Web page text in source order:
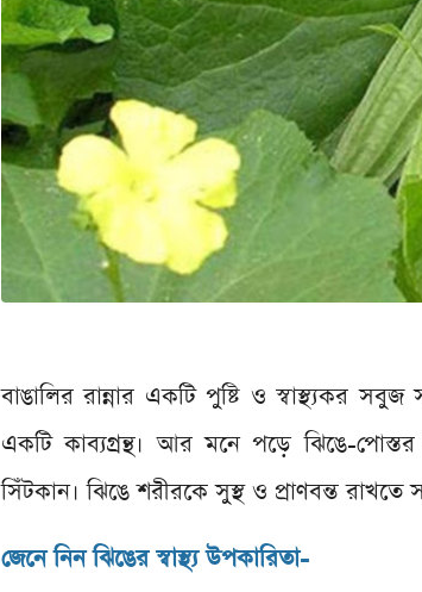
বাঙালির রান্নার একটি পুষ্টি ও স্বাস্থ্যকর
একটি কাব্যগ্রন্থ। আর মনে পড়ে ঝিঙে-
সিঁটকান। ঝিঙে শরীরকে সুস্থ ও প্রাণবন্ত
জেনে নিন ঝিঙের স্বাস্থ্য উপকারিতা-